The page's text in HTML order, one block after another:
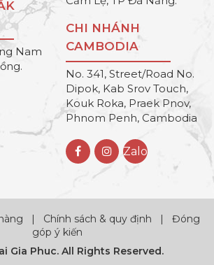
Nam
CHI NHÁNH
CAMBODIA
No. 341, Street/Road No.
Dipok, Kab Srov Touch,
Kouk Roka, Praek Pnov,
Phnom Penh, Cambodia
Zalo
| Chính sách & quy định | Đóng
góp ý kiến
Gia Phuc. All Rights Reserved.